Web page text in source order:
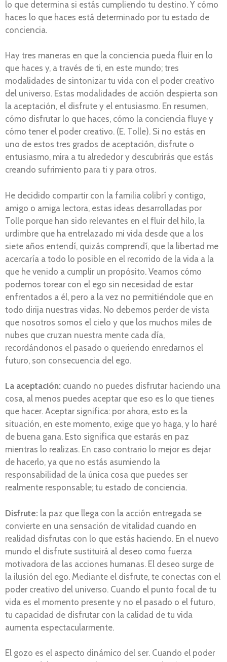
lo que determina si estás cumpliendo tu destino. Y cómo
haces lo que haces está determinado por tu estado de
conciencia.
Hay tres maneras en que la conciencia pueda fluir en lo
que haces y, a través de ti, en este mundo; tres
modalidades de sintonizar tu vida con el poder creativo
del universo. Estas modalidades de acción despierta son
la aceptación, el disfrute y el entusiasmo. En resumen,
cómo disfrutar lo que haces, cómo la conciencia fluye y
cómo tener el poder creativo. (E. Tolle). Si no estás en
uno de estos tres grados de aceptación, disfrute o
entusiasmo, mira a tu alrededor y descubrirás que estás
creando sufrimiento para ti y para otros.
He decidido compartir con la familia colibrí y contigo,
amigo o amiga lectora, estas ideas desarrolladas por
Tolle porque han sido relevantes en el fluir del hilo, la
urdimbre que ha entrelazado mi vida desde que a los
siete años entendí, quizás comprendí, que la libertad me
acercaría a todo lo posible en el recorrido de la vida a la
que he venido a cumplir un propósito. Veamos cómo
podemos torear con el ego sin necesidad de estar
enfrentados a él, pero a la vez no permitiéndole que en
todo dirija nuestras vidas. No debemos perder de vista
que nosotros somos el cielo y que los muchos miles de
nubes que cruzan nuestra mente cada día,
recordándonos el pasado o queriendo enredarnos el
futuro, son consecuencia del ego.
La aceptación: cuando no puedes disfrutar haciendo una
cosa, al menos puedes aceptar que eso es lo que tienes
que hacer. Aceptar significa: por ahora, esto es la
situación, en este momento, exige que yo haga, y lo haré
de buena gana. Esto significa que estarás en paz
mientras lo realizas. En caso contrario lo mejor es dejar
de hacerlo, ya que no estás asumiendo la
responsabilidad de la única cosa que puedes ser
realmente responsable; tu estado de conciencia.
Disfrute: la paz que llega con la acción entregada se
convierte en una sensación de vitalidad cuando en
realidad disfrutas con lo que estás haciendo. En el nuevo
mundo el disfrute sustituirá al deseo como fuerza
motivadora de las acciones humanas. El deseo surge de
la ilusión del ego. Mediante el disfrute, te conectas con el
poder creativo del universo. Cuando el punto focal de tu
vida es el momento presente y no el pasado o el futuro,
tu capacidad de disfrutar con la calidad de tu vida
aumenta espectacularmente.
El gozo es el aspecto dinámico del ser. Cuando el poder